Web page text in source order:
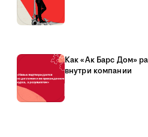
Как «Ак Барс Дом»
внутри компании